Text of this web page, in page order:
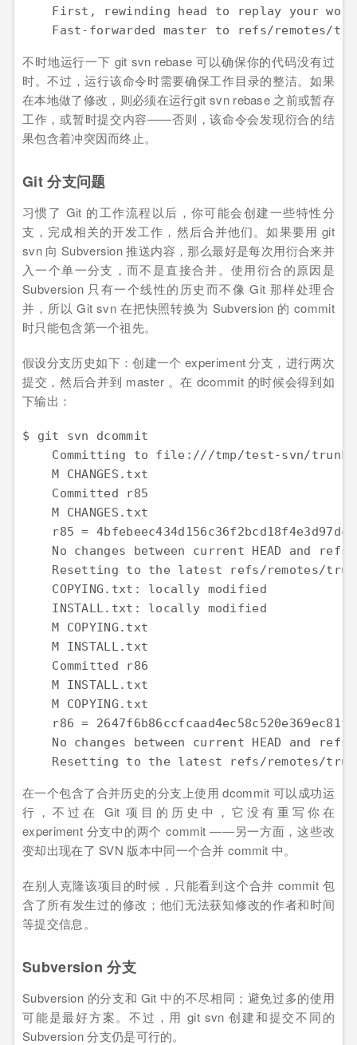
First, rewinding head to replay your
Fast-forwarded master to refs/remotes/
不时地运行一下 git svn rebase 可以确保你的代码没有过
时。不过，运行该命令时需要确保工作目录的整洁。如果
在本地做了修改，则必须在运行git svn rebase 之前或暂存
工作，或暂时提交内容——否则，该命令会发现衍合的结
果包含着冲突因而终止。
Git 分支问题
习惯了 Git 的工作流程以后，你可能会创建一些特性分
支，完成相关的开发工作，然后合并他们。如果要用 git
svn 向 Subversion 推送内容，那么最好是每次用衍合来并
入一个单一分支，而不是直接合并。使用衍合的原因是
Subversion 只有一个线性的历史而不像 Git 那样处理合
并，所以 Git svn 在把快照转换为 Subversion 的 commit
时只能包含第一个祖先。
假设分支历史如下：创建一个 experiment 分支，进行两次
提交，然后合并到 master 。在 dcommit 的时候会得到如
下输出：
$ git svn dcommit
Committing to file:///tmp/test-svn/trunk
    M CHANGES.txt
    Committed r85
    M CHANGES.txt
r85 =
No changes between current HEAD and
Resetting to the latest refs/remotes/
    COPYING.txt: locally modified
    INSTALL.txt: locally modified
    M COPYING.txt
    M INSTALL.txt
    Committed r86
    M INSTALL.txt
    M COPYING.txt
r86 =
No changes between current HEAD and
Resetting to the latest refs/remotes/
在一个包含了合并历史的分支上使用 dcommit 可以成功运
行，不过在 Git 项目的历史中，它没有重写你在
experiment 分支中的两个 commit ——另一方面，这些改
变却出现在了 SVN 版本中同一个合并 commit 中。
在别人克隆该项目的时候，只能看到这个合并 commit 包
含了所有发生过的修改；他们无法获知修改的作者和时间
等提交信息。
Subversion 分支
Subversion 的分支和 Git 中的不尽相同；避免过多的使用
可能是最好方案。不过，用 git svn 创建和提交不同的
Subversion 分支仍是可行的。